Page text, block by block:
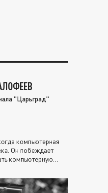
"Царьград"
компьютерная
Он побеждает
компьютерную